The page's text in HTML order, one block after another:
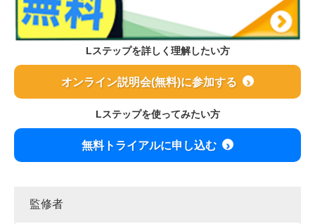
Lステップを詳しく理解したい方
オンライン説明会(無料)に参加する
Lステップを使ってみたい方
無料トライアルに申し込む
監修者